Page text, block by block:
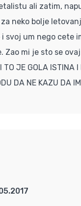
ali zatim,
neko bolje
svoj um nego cete
Zao mi je sto se
JE GOLA ISTINA I
DA NE KAZU DA